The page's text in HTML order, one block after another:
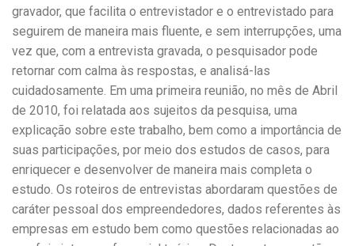
gravador, que facilita o entrevistador e o entrevistado para
seguirem de maneira mais fluente, e sem interrupções, uma
vez que, com a entrevista gravada, o pesquisador pode
retornar com calma às respostas, e analisá-las
cuidadosamente. Em uma primeira reunião, no mês de Abril
de 2010, foi relatada aos sujeitos da pesquisa, uma
explicação sobre este trabalho, bem como a importância de
suas participações, por meio dos estudos de casos, para
enriquecer e desenvolver de maneira mais completa o
estudo. Os roteiros de entrevistas abordaram questões de
caráter pessoal dos empreendedores, dados referentes às
empresas em estudo bem como questões relacionadas ao